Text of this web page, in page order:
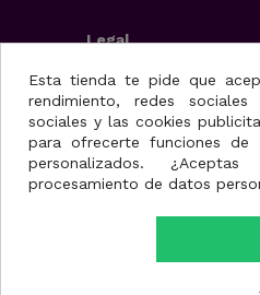
Legal
Aviso Legal
Condiciones generales
Política de privacidad
Uso de cookies
Fisioportunity
Avenida de la
25, nave A
30110. Cabezo
Esta tienda te pide que
rendimiento, redes
sociales y las cookies
para ofrecerte funciones de
personalizados.
procesamiento de datos